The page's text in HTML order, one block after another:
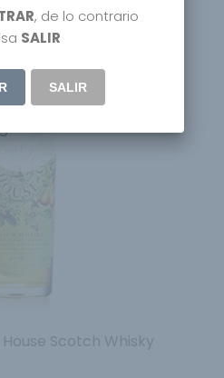
Scotch Whisky
, de lo contrario
SALIR
SALIR